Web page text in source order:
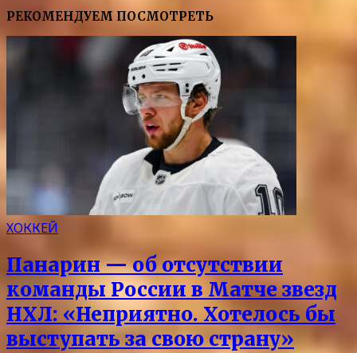
РЕКОМЕНДУЕМ ПОСМОТРЕТЬ
ХОККЕЙ
Панарин — об отсутствии
команды России в Матче звезд
НХЛ: «Неприятно. Хотелось бы
выступать за свою страну»